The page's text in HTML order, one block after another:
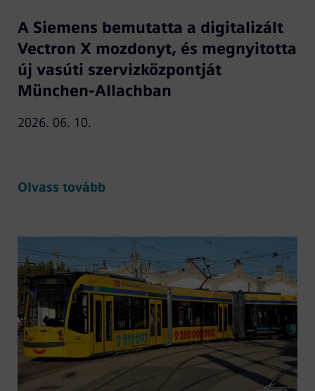
A Siemens bemutatta a digitalizált
Vectron X mozdonyt, és megnyitotta
új vasúti szervizközpontját
München-Allachban
2026. 06. 10.
Olvass tovább